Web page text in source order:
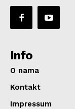
Info
O nama
Kontakt
Impressum